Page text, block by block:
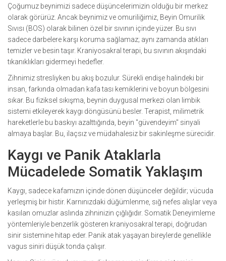
Çoğumuz beynimizi sadece düşüncelerimizin olduğu bir merkez
olarak görürüz. Ancak beynimiz ve omuriliğimiz, Beyin Omurilik
Sıvısı (BOS) olarak bilinen özel bir sıvının içinde yüzer. Bu sıvı
sadece darbelere karşı koruma sağlamaz; aynı zamanda atıkları
temizler ve besin taşır. Kraniyosakral terapi, bu sıvının akışındaki
tıkanıklıkları gidermeyi hedefler.
Zihnimiz stresliyken bu akış bozulur. Sürekli endişe halindeki bir
insan, farkında olmadan kafa tası kemiklerini ve boyun bölgesini
sıkar. Bu fiziksel sıkışma, beynin duygusal merkezi olan limbik
sistemi etkileyerek kaygı döngüsünü besler. Terapist, milimetrik
hareketlerle bu baskıyı azalttığında, beyin "güvendeyim" sinyali
almaya başlar. Bu, ilaçsız ve müdahalesiz bir sakinleşme sürecidir.
Kaygı ve Panik Ataklarla
Mücadelede Somatik Yaklaşım
Kaygı, sadece kafamızın içinde dönen düşünceler değildir; vücuda
yerleşmiş bir histir. Karnınızdaki düğümlenme, sığ nefes alışlar veya
kasılan omuzlar aslında zihninizin çığlığıdır. Somatik Deneyimleme
yöntemleriyle benzerlik gösteren kraniyosakral terapi, doğrudan
sinir sistemine hitap eder. Panik atak yaşayan bireylerde genellikle
vagus siniri düşük tonda çalışır.